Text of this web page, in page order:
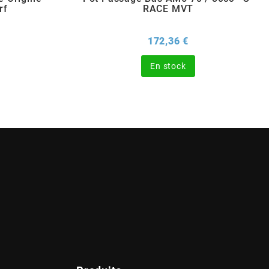
RACE MVT
172,36 €
En stock